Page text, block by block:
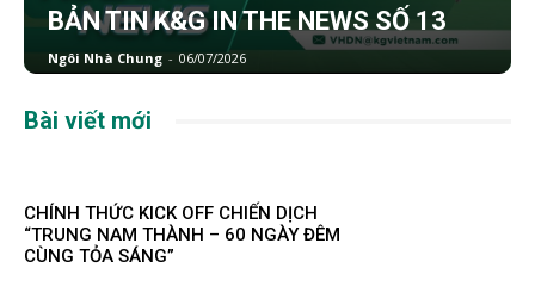
BẢN TIN K&G IN THE NEWS SỐ 13
Ngôi Nhà Chung - 06/07/2026
Bài viết mới
CHÍNH THỨC KICK OFF CHIẾN DỊCH
“TRUNG NAM THÀNH – 60 NGÀY ĐÊM
CÙNG TỎA SÁNG”